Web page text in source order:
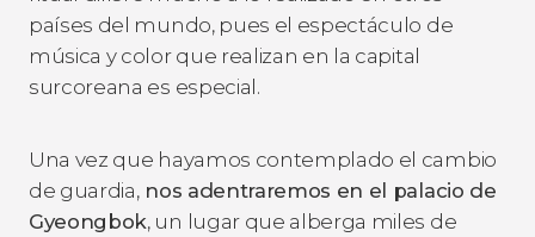
países del mundo, pues el espectáculo de
música y color que realizan en la capital
surcoreana es especial.
Una vez que hayamos contemplado el cambio
de guardia,nos adentraremos en el palacio de
Gyeongbok, un lugar que alberga miles de